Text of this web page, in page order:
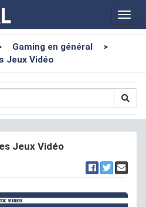
Gaming en général
>
Jeux Vidéo
Jeux Vidéo